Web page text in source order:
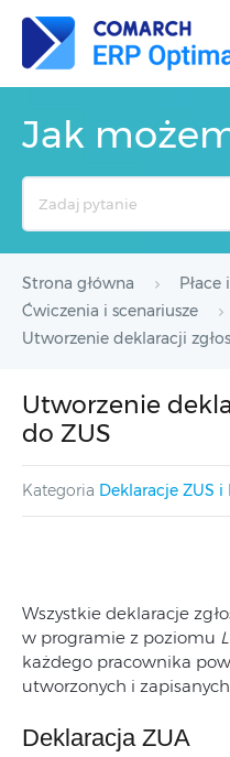
Jak
Strona główna
Płace
Ćwiczenia i scenariusze
Utworzenie deklaracji
Utworzenie
do ZUS
Kategoria Deklaracje ZUS i
Wszystkie deklaracje
w programie z poziomu
każdego pracownika
utworzonych i
Deklaracja ZUA